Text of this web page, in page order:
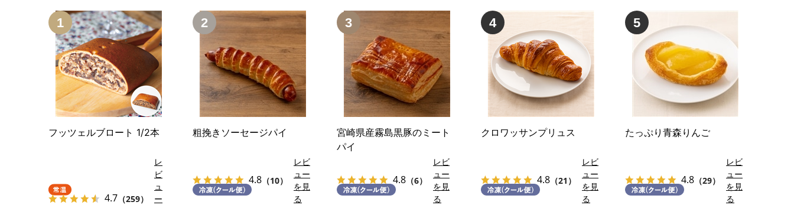
1
フッツェルブロート 1/2本
4.7 （259）
レ
ビ
ュ
ー
2
粗挽きソーセージパイ
4.8 （10）
レビ
ュー
を見
る
3
宮崎県産霧島黒豚のミート
パイ
4.8 （6）
レビ
ュー
を見
る
4
クロワッサンプリュス
4.8 （21）
レビ
ュー
を見
る
5
たっぷり青森りんご
4.8 （29）
レビ
ュー
を見
る